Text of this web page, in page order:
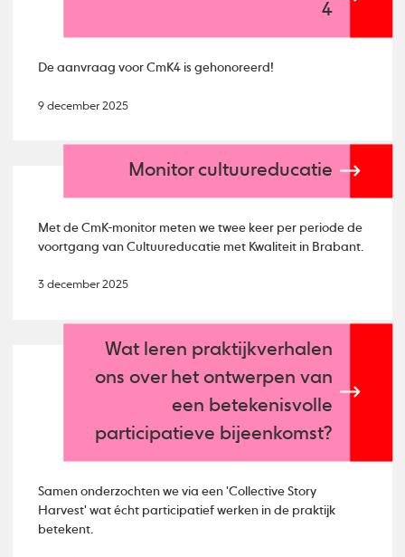
4
De aanvraag voor CmK4 is gehonoreerd!
9 december 2025
Monitor cultuureducatie
Met de CmK-monitor meten we twee keer per periode de
voortgang van Cultuureducatie met Kwaliteit in Brabant.
3 december 2025
Wat leren praktijkverhalen
ons over het ontwerpen van
een betekenisvolle
participatieve bijeenkomst?
Samen onderzochten we via een 'Collective Story
Harvest' wat écht participatief werken in de praktijk
betekent.